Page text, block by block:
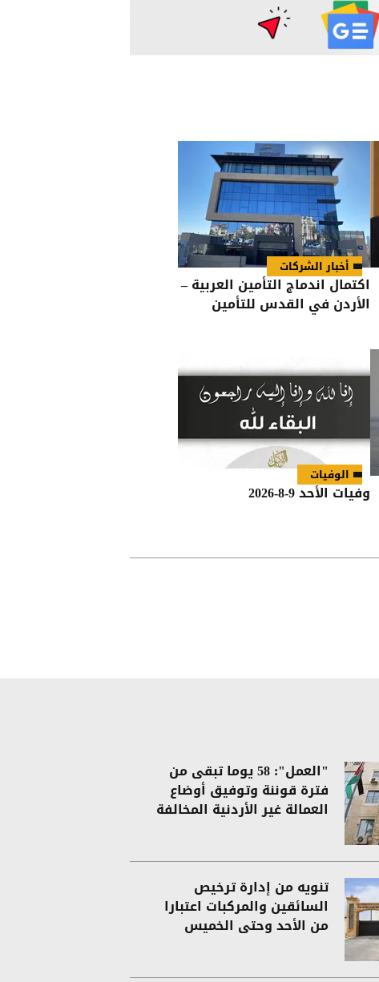
أخبار الشركات
اكتمال اندماج التأمين العربية –
الأردن في القدس للتأمين
الوفيات
وفيات الأحد 9-8-2026
"العمل": 58 يوما تبقى من
فترة قوننة وتوفيق أوضاع
العمالة غير الأردنية المخالفة
تنويه من إدارة ترخيص
السائقين والمركبات اعتبارا
من الأحد وحتى الخميس